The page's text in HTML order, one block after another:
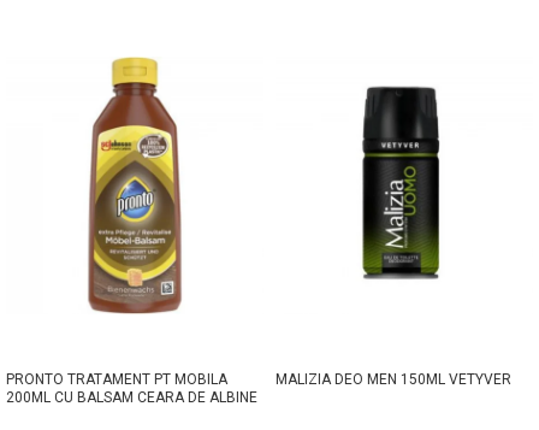
PRONTO TRATAMENT PT MOBILA
200ML CU BALSAM CEARA DE ALBINE
MALIZIA DEO MEN 150ML VETYVER